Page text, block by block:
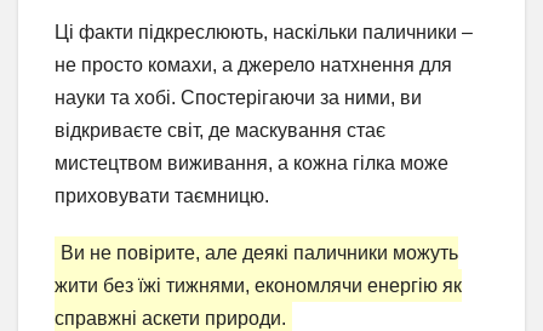
Ці факти підкреслюють, наскільки паличники –
не просто комахи, а джерело натхнення для
науки та хобі. Спостерігаючи за ними, ви
відкриваєте світ, де маскування стає
мистецтвом виживання, а кожна гілка може
приховувати таємницю.
Ви не повірите, але деякі паличники можуть
жити без їжі тижнями, економлячи енергію як
справжні аскети природи.